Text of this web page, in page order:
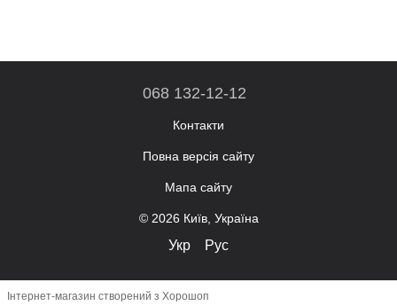
068 132-12-12
Контакти
Повна версія сайту
Мапа сайту
© 2026 Київ, Україна
Укр Рус
Інтернет-магазин створений з Хорошоп